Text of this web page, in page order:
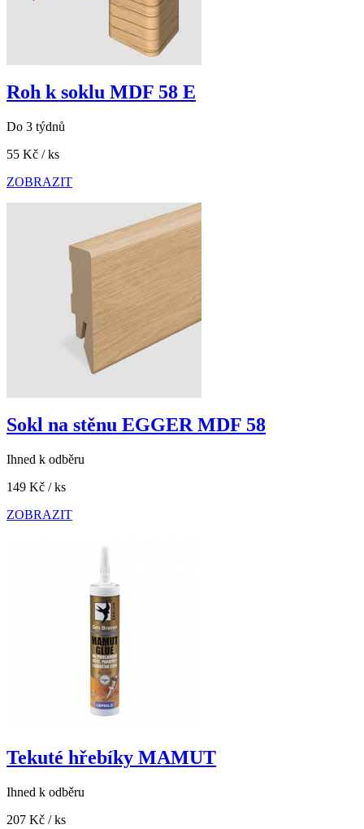
Roh k soklu MDF 58 E
Do 3 týdnů
55 Kč / ks
ZOBRAZIT
Sokl na stěnu EGGER MDF 58
Ihned k odběru
149 Kč / ks
ZOBRAZIT
Tekuté hřebíky MAMUT
Ihned k odběru
207 Kč / ks